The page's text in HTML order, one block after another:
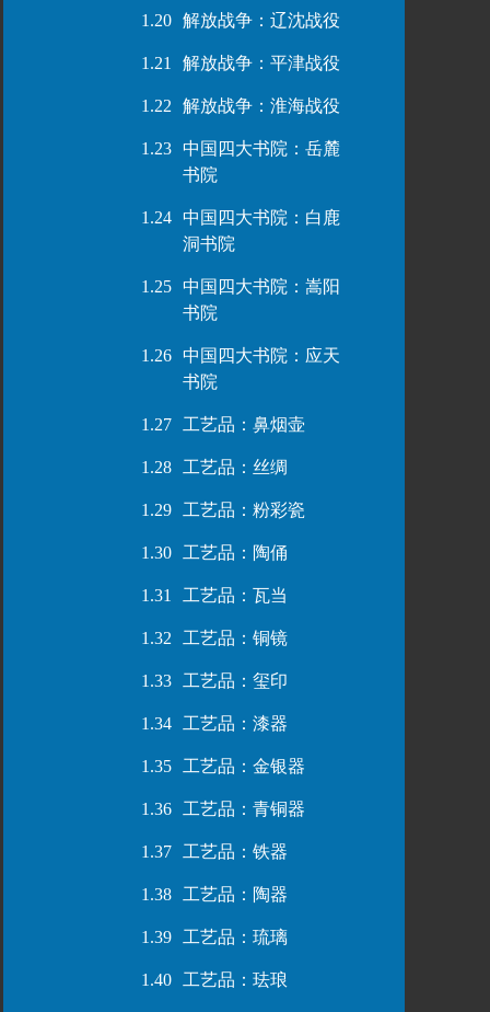
1.20 解放战争：辽沈战役
1.21 解放战争：平津战役
1.22 解放战争：淮海战役
1.23
中国四大书院：岳麓
书院
1.24
中国四大书院：白鹿
洞书院
1.25
中国四大书院：嵩阳
书院
1.26
中国四大书院：应天
书院
1.27 工艺品：鼻烟壶
1.28 工艺品：丝绸
1.29 工艺品：粉彩瓷
1.30 工艺品：陶俑
1.31 工艺品：瓦当
1.32 工艺品：铜镜
1.33 工艺品：玺印
1.34 工艺品：漆器
1.35 工艺品：金银器
1.36 工艺品：青铜器
1.37 工艺品：铁器
1.38 工艺品：陶器
1.39 工艺品：琉璃
1.40 工艺品：珐琅